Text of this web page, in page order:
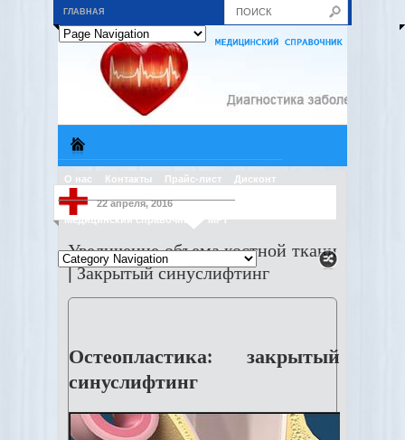
ГЛАВНАЯ
О нас Контакты Прайс-лист Дисконт
Медицинский справочник МРТ
22 апреля, 2016
Увеличение объема костной ткани
| Закрытый синуслифтинг
Остеопластика: закрытый
синуслифтинг